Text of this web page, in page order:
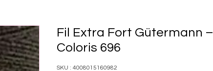
Fil Extra Fort Gütermann –
Coloris 696
SKU : 4008015160982